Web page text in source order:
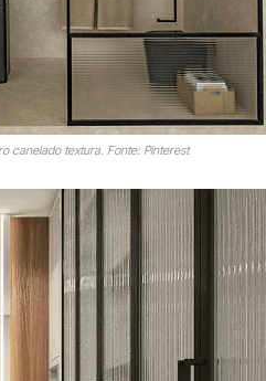
canelado textura. Fonte: Pinterest